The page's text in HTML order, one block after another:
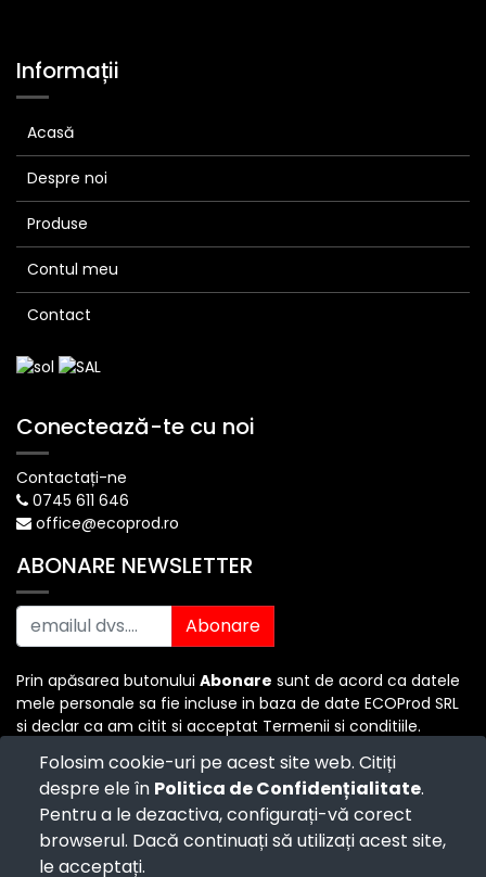
Folosim cookie-uri pe acest site web. Citiți
despre ele în Politica de Confidențialitate.
Pentru a le dezactiva, configurați-vă corect
browserul. Dacă continuați să utilizați acest site,
le acceptați.
Informații
Acasă
Despre noi
Produse
Contul meu
Contact
Conectează-te cu noi
Contactați-ne
0745 611 646
office@ecoprod.ro
ABONARE NEWSLETTER
Abonare
Prin apăsarea butonului Abonare sunt de acord ca datele
mele personale sa fie incluse in baza de date ECOProd SRL
si declar ca am citit si acceptat Termenii si conditiile.
Copyright © ECO PROD SRL -Termenii si Conditiile
Politica de Confidențialitate -Consultanță juridică
Politica de retur -Cum cumpăr?
Powered by